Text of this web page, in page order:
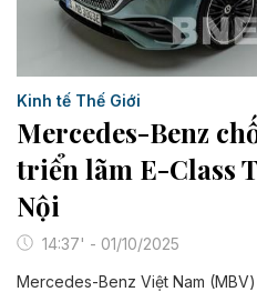
Kinh tế Thế Giới
Mercedes-Benz
triển lãm E-Class
Nội
14:37' - 01/10/2025
Mercedes-Benz Việt Nam